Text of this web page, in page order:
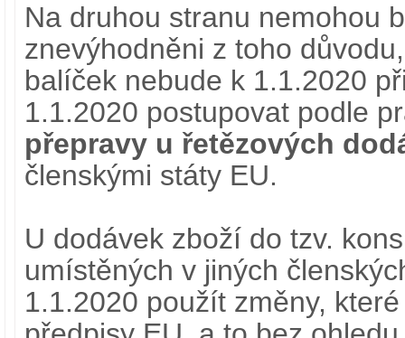
Na druhou stranu nemohou
znevýhodněni z toho
balíček nebude k 1.1.2020
1.1.2020 postupovat podle
přepravy u řetězových
členskými státy EU.
U dodávek zboží do tzv.
umístěných v jiných
1.1.2020 použít změny,